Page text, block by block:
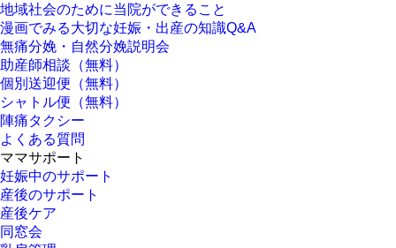
地域社会のために当院ができること
漫画でみる大切な妊娠・出産の知識Q&A
無痛分娩・自然分娩説明会
助産師相談（無料）
個別送迎便（無料）
シャトル便（無料）
陣痛タクシー
よくある質問
ママサポート
妊娠中のサポート
産後のサポート
産後ケア
同窓会